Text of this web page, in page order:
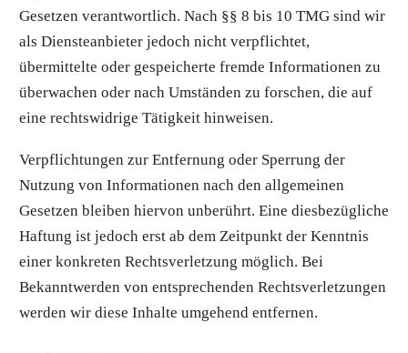
Gesetzen verantwortlich. Nach §§ 8 bis 10 TMG sind wir
als Diensteanbieter jedoch nicht verpflichtet,
übermittelte oder gespeicherte fremde Informationen zu
überwachen oder nach Umständen zu forschen, die auf
eine rechtswidrige Tätigkeit hinweisen.
Verpflichtungen zur Entfernung oder Sperrung der
Nutzung von Informationen nach den allgemeinen
Gesetzen bleiben hiervon unberührt. Eine diesbezügliche
Haftung ist jedoch erst ab dem Zeitpunkt der Kenntnis
einer konkreten Rechtsverletzung möglich. Bei
Bekanntwerden von entsprechenden Rechtsverletzungen
werden wir diese Inhalte umgehend entfernen.